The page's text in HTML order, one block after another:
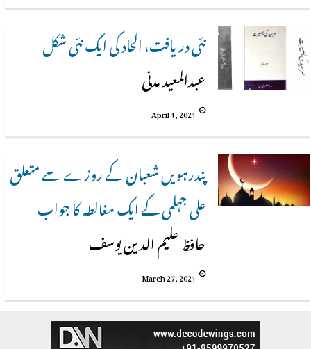
نئی دریافت، الحاد کی ایک نئی شکل
عبدالمعید مدنی
April 1, 2021
پندرہویں شعبان کے روزے سے متعلق
علی جہلمی کے ایک مغالطہ کا جواب
حافظ علیم الدین یوسف
March 27, 2021